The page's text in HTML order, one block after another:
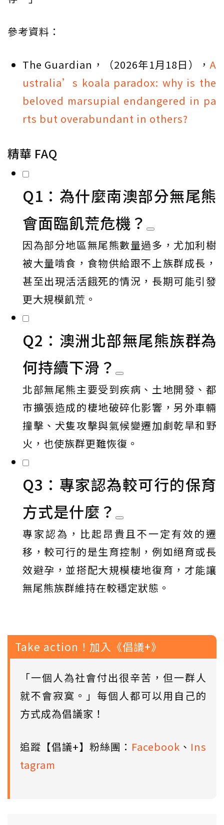
參考資料：
The Guardian，（2026年1月18日）， A
ustralia’s koala paradox: why is the
beloved marsupial endangered in pa
rts but overabundant in others?
精華 FAQ
Q1：為什麼南澳部分無尾熊
會面臨飢荒危機？
因為部分地區無尾熊數量過多，尤加利樹
被大量啃食，食物供給跟不上族群成長，
甚至出現活活餓死的情況，長期可能引發
更大規模飢荒。
Q2：澳洲北部無尾熊族群為
何持續下滑？
北部無尾熊主要受到疾病、土地開發、都
市擴張造成的棲地破碎化影響，另外車輛
撞擊、犬隻攻擊與氣候變遷加劇乾旱和野
火，也使族群更難恢復。
Q3：專家認為較可行的保育
方式是什麼？
專家認為，比起昂貴且不一定有效的遷
移，較可行的是生育控制，例如絕育或長
效避孕，並搭配大規模棲地復育，才能讓
無尾熊族群維持在較穩定狀態。
Take action！加入《倡議+》
「一個人為社會付出很辛苦，但一群人
就不會寂寞。」每個人都可以用自己的
方式成為倡議家！
追蹤【倡議+】粉絲團： Facebook 、 Ins
tagram